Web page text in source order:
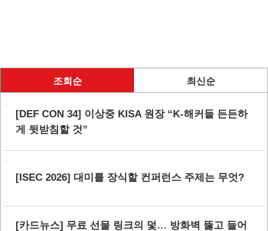
조회순 최신순
[DEF CON 34] 이상중 KISA 원장 “K-해커들 든든하
게 뒷받침할 것”
[ISEC 2026] 대미를 장식할 컨퍼런스 주제는 무엇?
[카드뉴스] 무료 선물 링크의 덫… 방화벽 뚫고 들어